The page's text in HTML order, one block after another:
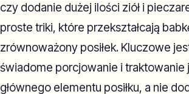
czy dodanie dużej ilości ziół i
proste triki, które przekształcają
zrównoważony posiłek. Kluczowe
świadome porcjowanie i traktowanie
głównego elementu posiłku, a nie